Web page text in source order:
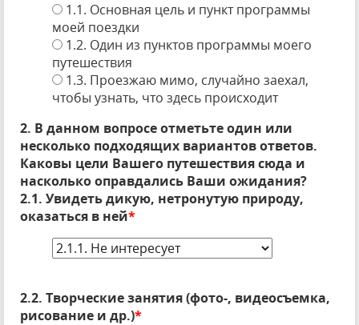
1.1. Основная цель и пункт программы
моей поездки
1.2. Один из пунктов программы моего
путешествия
1.3. Проезжаю мимо, случайно заехал,
чтобы узнать, что здесь происходит
2. В данном вопросе отметьте один или
несколько подходящих вариантов ответов.
Каковы цели Вашего путешествия сюда и
насколько оправдались Ваши ожидания?
2.1. Увидеть дикую, нетронутую природу,
оказаться в ней*
2.2. Творческие занятия (фото-, видеосъемка,
рисование и др.)*